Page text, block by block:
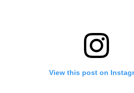
View this post on